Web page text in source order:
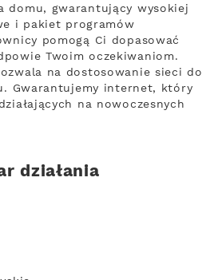
domu, gwarantujący wysokiej
i pakiet programów
pomogą Ci dopasować
Twoim oczekiwaniom.
na dostosowanie sieci do
Gwarantujemy internet, który
na nowoczesnych
działania